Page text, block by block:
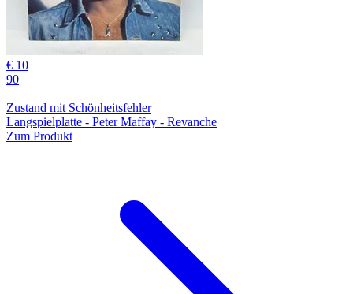
€ 10
90
Zustand mit Schönheitsfehler
Langspielplatte - Peter Maffay - Revanche
Zum Produkt